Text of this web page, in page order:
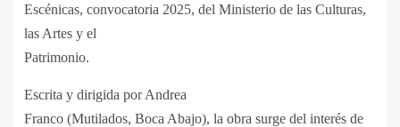
Escénicas, convocatoria 2025, del Ministerio de las Culturas,
las Artes y el
Patrimonio.
Escrita y dirigida por Andrea
Franco (Mutilados, Boca Abajo), la obra surge del interés de